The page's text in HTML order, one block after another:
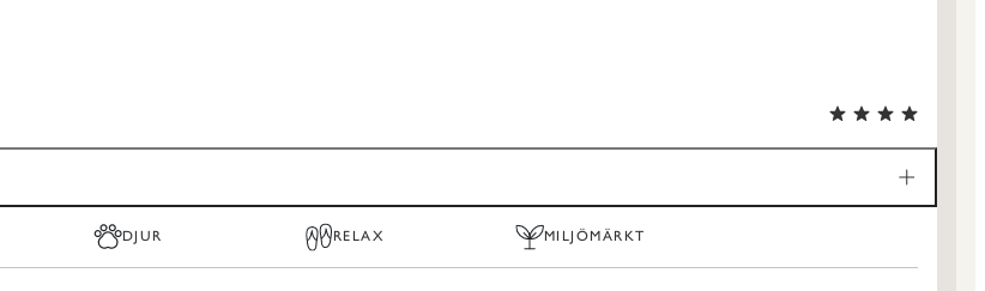
DJUR RELAX MILJÖMÄRKT